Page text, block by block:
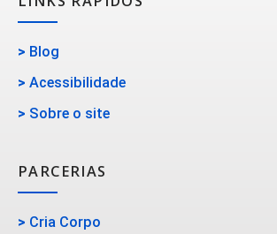
> Blog
> Acessibilidade
> Sobre o site
PARCERIAS
> Cria Corpo